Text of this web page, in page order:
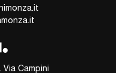
Via Campini